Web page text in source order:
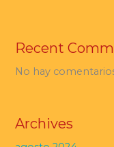
Recent
No hay
Archives